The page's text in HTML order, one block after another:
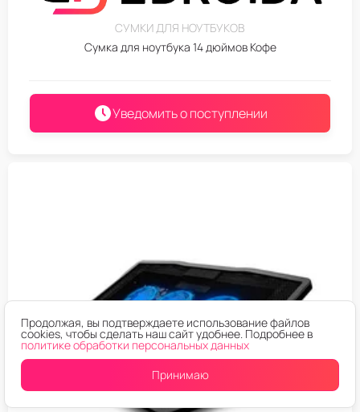
СУМКИ ДЛЯ НОУТБУКОВ
Сумка для ноутбука 14 дюймов Кофе
Уведомить о поступлении
Продолжая, вы подтверждаете использование файлов
cookies, чтобы сделать наш сайт удобнее. Подробнее в
политике обработки персональных данных
Принимаю